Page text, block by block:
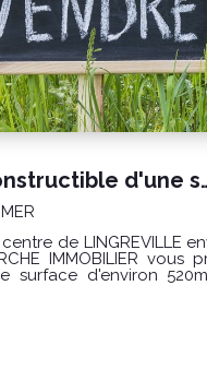
A vendre Terrain
de LINGREVILLE
IMMOBILIER
surface d'environ